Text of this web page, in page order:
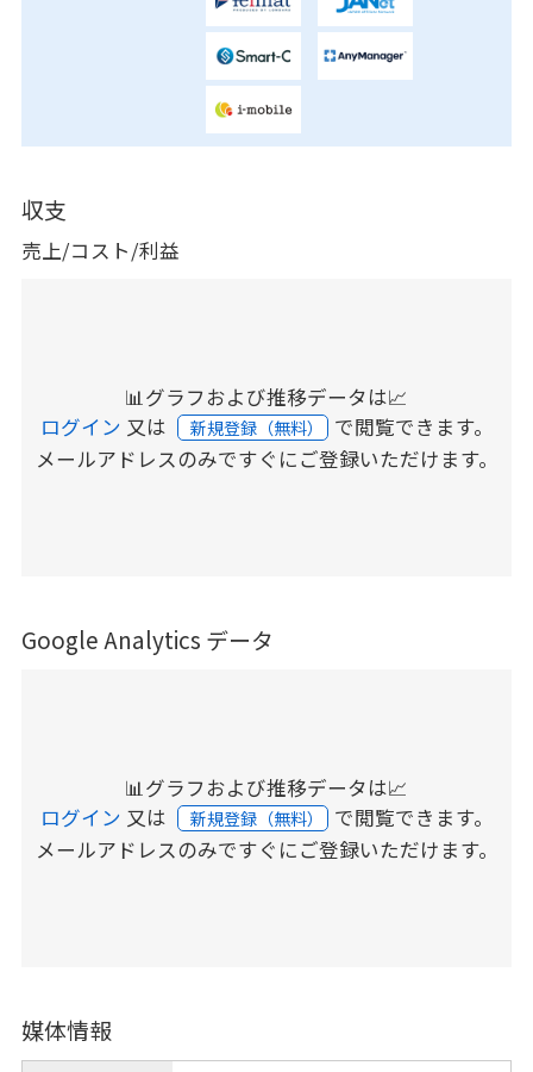
収支
売上/コスト/利益
📊グラフおよび推移データは📈
ログイン 又は 新規登録（無料） で閲覧できます。
メールアドレスのみですぐにご登録いただけます。
Google Analytics データ
📊グラフおよび推移データは📈
ログイン 又は 新規登録（無料） で閲覧できます。
メールアドレスのみですぐにご登録いただけます。
媒体情報